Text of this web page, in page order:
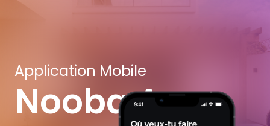
Application Mobile
Nooba App